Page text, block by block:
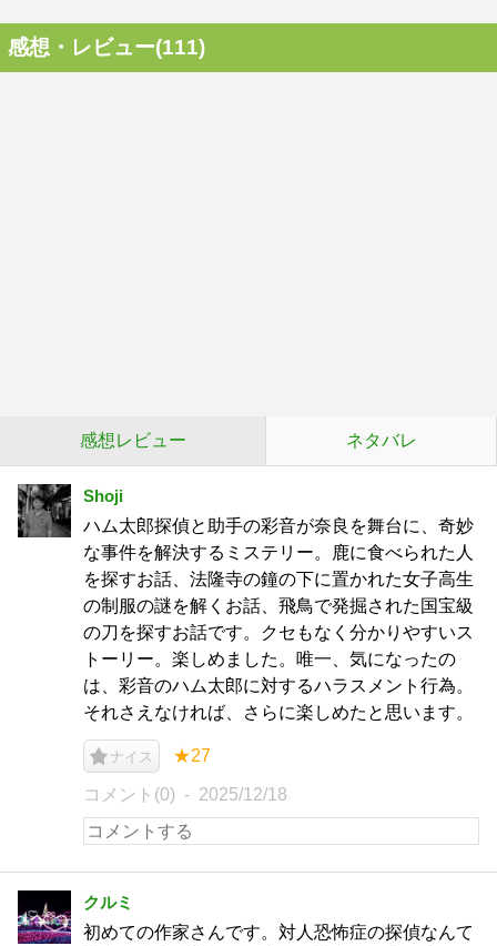
感想・レビュー(111)
感想レビュー ネタバレ
Shoji
ハム太郎探偵と助手の彩音が奈良を舞台に、奇妙
な事件を解決するミステリー。鹿に食べられた人
を探すお話、法隆寺の鐘の下に置かれた女子高生
の制服の謎を解くお話、飛鳥で発掘された国宝級
の刀を探すお話です。クセもなく分かりやすいス
トーリー。楽しめました。唯一、気になったの
は、彩音のハム太郎に対するハラスメント行為。
それさえなければ、さらに楽しめたと思います。
ナイス ★27
コメント(0) 2025/12/18
クルミ
初めての作家さんです。対人恐怖症の探偵なんて